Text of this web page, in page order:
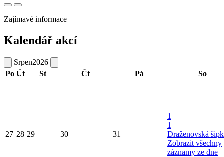
Zajímavé informace
Kalendář akcí
Srpen2026
Po Út St Čt Pá So
27 28 29 30 31
1
1
Draženovská
Zobrazit všechny
záznamy ze dne